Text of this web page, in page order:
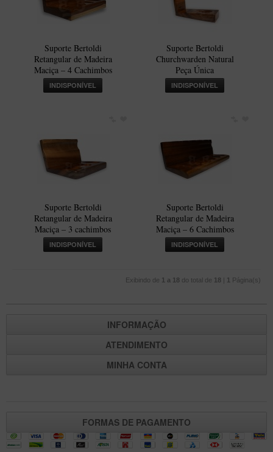
Suporte Bertoldi
Retangular de Madeira
Maciça – 4 Cachimbos
INDISPONÍVEL
Suporte Bertoldi
Churchwarden Natural
Peça Única
INDISPONÍVEL
Suporte Bertoldi
Retangular de Madeira
Maciça – 3 cachimbos
INDISPONÍVEL
Suporte Bertoldi
Retangular de Madeira
Maciça – 6 Cachimbos
INDISPONÍVEL
Exibindo de 1 a 18 do total de 18 | 1 Página(s)
INFORMAÇÃO
ATENDIMENTO
MINHA CONTA
FORMAS DE PAGAMENTO